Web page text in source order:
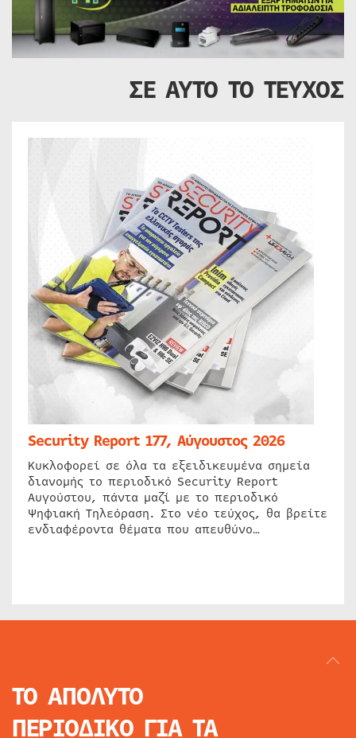
ΣΕ ΑΥΤΟ ΤΟ ΤΕΥΧΟΣ
Security Report 177, Αύγουστος 2026
Κυκλοφορεί σε όλα τα εξειδικευμένα σημεία
διανομής το περιοδικό Security Report
Αυγούστου, πάντα μαζί με το περιοδικό
Ψηφιακή Τηλεόραση. Στο νέο τεύχος, θα βρείτε
ενδιαφέροντα θέματα που απευθύνο…
ΤΟ ΑΠΟΛΥΤΟ
ΠΕΡΙΟΔΙΚΟ ΓΙΑ ΤΑ